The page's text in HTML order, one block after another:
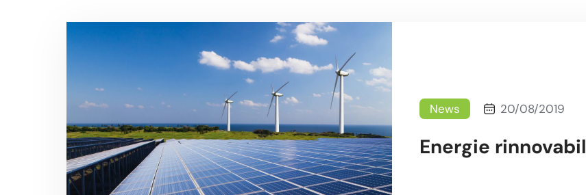
News 20/08/2019
Energie